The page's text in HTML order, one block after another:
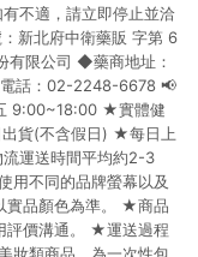
不適，請立即停止並洽
新北府中衛藥販 字第 6
有限公司 ◆藥商地址：
話：02-2248-6678 📢
9:00~18:00 ★實體健
貨(不含假日) ★每日上
運送時間平均約2-3
用不同的品牌螢幕以及
實品顏色為準。 ★商品
評價溝通。 ★運送過程